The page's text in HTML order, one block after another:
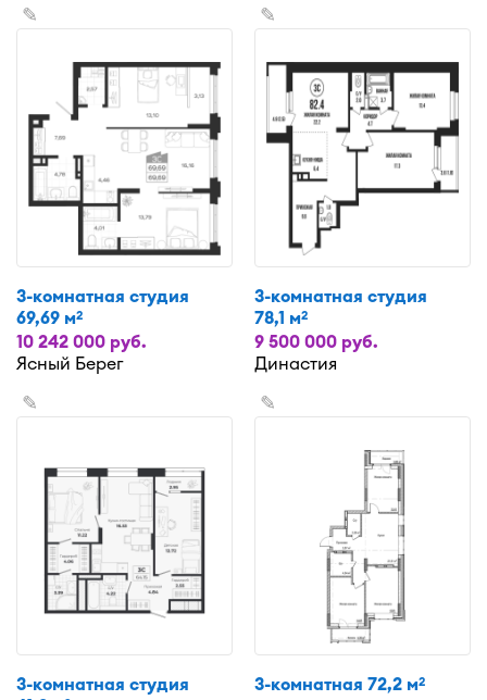
✎
3-комнатная студия
69,69 м2
10 242 000 руб.
Ясный Берег
✎
3-комнатная студия
78,1 м2
9 500 000 руб.
Династия
✎
3-комнатная студия
✎
3-комнатная 72,2 м2